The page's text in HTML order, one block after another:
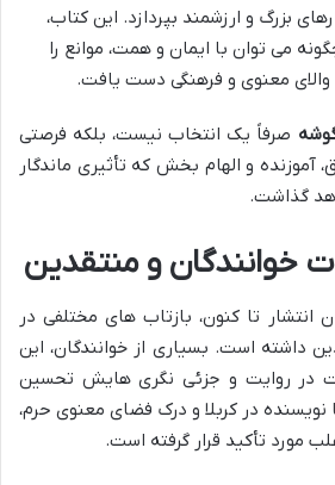
بزرگ و ارزشمند بپردازد. این کتاب،
می توان با ایمان و همت، موانع را
والای معنوی و فرهنگی دست یافت.
صرفاً یک انتخاب نیست، بلکه فرصتی
آموزنده و الهام بخش که تأثیری ماندگار
گذاشت.
خوانندگان و منتقدین
انتشار تا کنون، بازتاب های مختلفی در
داشته است. بسیاری از خوانندگان، این
در روایت و جزئی نگری هایش تحسین
در کربلا و درک فضای معنوی حرم،
مورد تأکید قرار گرفته است.